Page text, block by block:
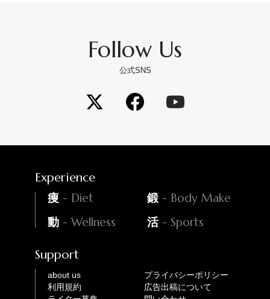
Follow Us
公式SNS
Experience
痩 - Diet 鍛 - Body Make
動 - Wellness 活- Sports
Support
about us
プライバシーポリシー
利用規約
広告出稿について